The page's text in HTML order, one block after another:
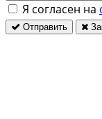
Я согласен на
Отправить